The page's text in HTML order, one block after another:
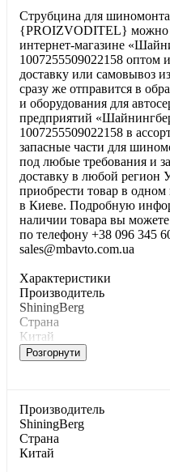
Струбцина для
{PROIZVODITEL} можно
интернет-магазине
1007255509022158 оптом
доставку или самовывоз
сразу же отправится в
и оборудования для
предприятий
1007255509022158 в
запасные части для
под любые требования и
доставку в любой
приобрести товар в
в Киеве. Подробную
наличии товара вы
по телефону +38 096 345
sales@mbavto.com.ua
Характеристики
Производитель
ShiningBerg
Страна
Китай
Розгорнути
Производитель
ShiningBerg
Страна
Китай